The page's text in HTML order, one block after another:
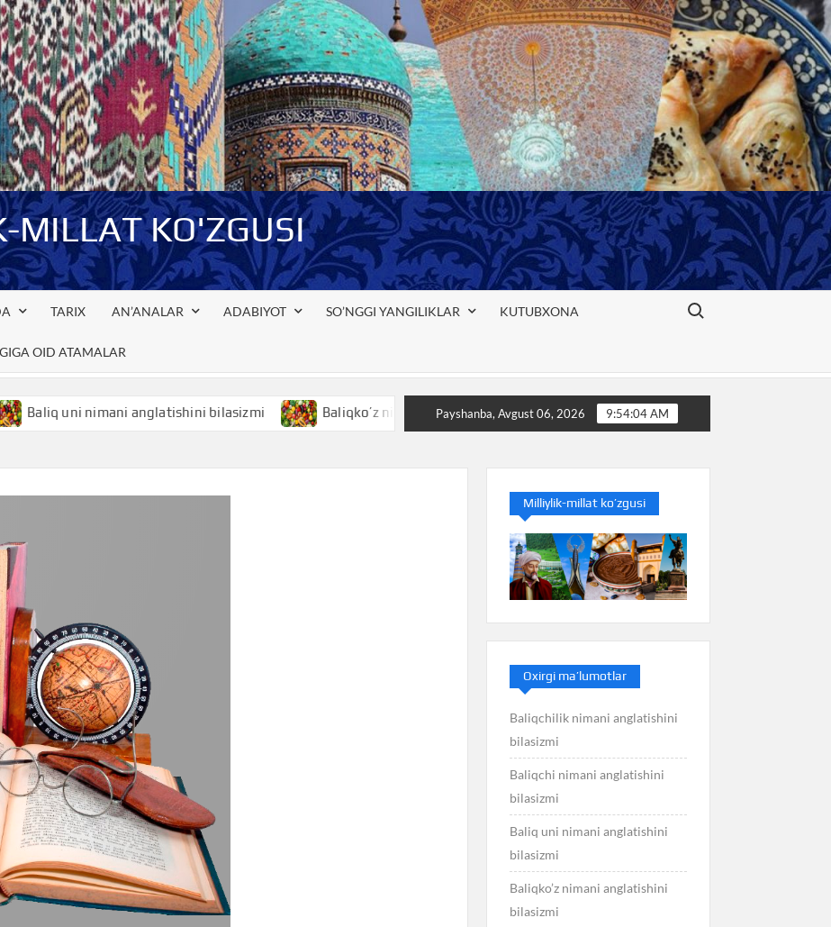
MILLAT KO'ZGUSI
TARIX AN’ANALAR ADABIYOT SO’NGGI YANGILIKLAR KUTUBXONA
OID ATAMALAR
Search for:
nimani anglatishini bilasizmi Baliqko’z nimani anglatishini bilasizmi Baliq nimani anglatishini bilasizmi
Payshanba, Avgust 06, 2026 9:54:04 AM
Milliylik-millat ko’zgusi
Oxirgi ma’lumotlar
Baliqchilik nimani anglatishini
bilasizmi
Baliqchi nimani anglatishini
bilasizmi
Baliq uni nimani anglatishini
bilasizmi
Baliqko’z nimani anglatishini
bilasizmi